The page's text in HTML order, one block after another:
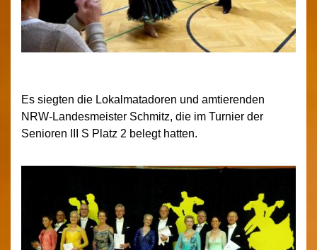
Es siegten die Lokalmatadoren und amtierenden
NRW-Landesmeister Schmitz, die im Turnier der
Senioren III S Platz 2 belegt hatten.